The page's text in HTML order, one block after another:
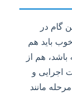
گام در
باید هم
هم از
اجرایی و
مانند